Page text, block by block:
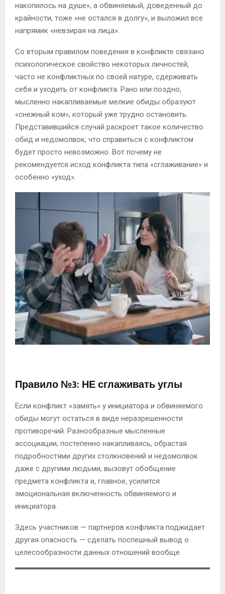
накопилось на душе», а обвиняемый, доведенный до
крайности, тоже «не остался в долгу», и выложил все
напрямик «невзирая на лица».
Со вторым правилом поведения в конфликте связано
психологическое свойство некоторых личностей,
часто не конфликтных по своей натуре, сдерживать
себя и уходить от конфликта. Рано или поздно,
мысленно накапливаемые мелкие обиды образуют
«снежный ком», который уже трудно остановить.
Представившийся случай раскроет такое количество
обид и недомолвок, что справиться с конфликтом
будет просто невозможно. Вот почему не
рекомендуется исход конфликта типа «сглаживание» и
особенно «уход».
Правило №3: НЕ сглаживать углы
Если конфликт «замять» у инициатора и обвиняемого
обиды могут остаться в виде неразрешенности
противоречий. Разнообразные мысленные
ассоциации, постепенно накапливаясь, обрастая
подробностями других столкновений и недомолвок
даже с другими людьми, вызовут обобщение
предмета конфликта и, главное, усилится
эмоциональная включенность обвиняемого и
инициатора.
Здесь участников — партнеров конфликта поджидает
другая опасность — сделать поспешный вывод о
целесообразности данных отношений вообще.